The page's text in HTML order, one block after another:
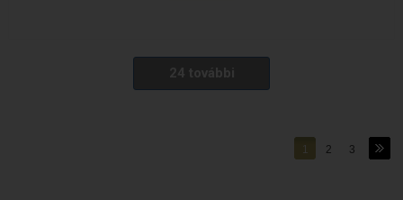
24 további
1 2 3